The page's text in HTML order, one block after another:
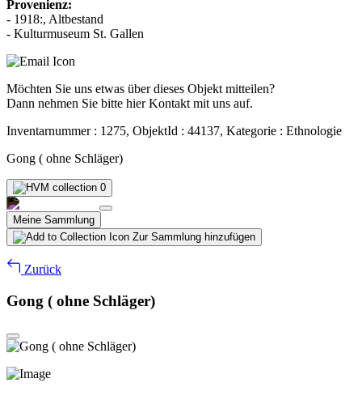
Provenienz:
- 1918:, Altbestand
- Kulturmuseum St. Gallen
Möchten Sie uns etwas über dieses Objekt mitteilen?
Dann nehmen Sie bitte hier Kontakt mit uns auf.
Inventarnummer : 1275, ObjektId : 44137, Kategorie : Ethnologie
Gong ( ohne Schläger)
0
Meine Sammlung
Zur Sammlung hinzufügen
Zurück
Gong ( ohne Schläger)